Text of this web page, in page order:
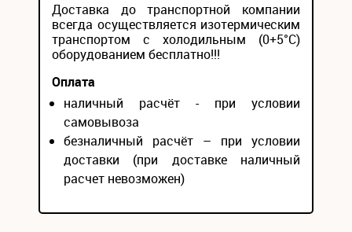
Доставка до транспортной компании
всегда осуществляется изотермическим
транспортом с холодильным (0+5°С)
оборудованием бесплатно!!!
Оплата
наличный расчёт - при условии
самовывоза
безналичный расчёт – при условии
доставки (при доставке наличный
расчет невозможен)